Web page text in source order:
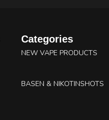
Categories
NEW VAPE PRODUCTS
BASEN & NIKOTINSHOTS